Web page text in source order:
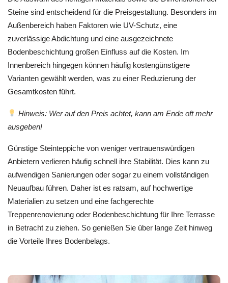
Steine sind entscheidend für die Preisgestaltung. Besonders im
Außenbereich haben Faktoren wie UV-Schutz, eine
zuverlässige Abdichtung und eine ausgezeichnete
Bodenbeschichtung großen Einfluss auf die Kosten. Im
Innenbereich hingegen können häufig kostengünstigere
Varianten gewählt werden, was zu einer Reduzierung der
Gesamtkosten führt.
Hinweis: Wer auf den Preis achtet, kann am Ende oft mehr
ausgeben!
Günstige Steinteppiche von weniger vertrauenswürdigen
Anbietern verlieren häufig schnell ihre Stabilität. Dies kann zu
aufwendigen Sanierungen oder sogar zu einem vollständigen
Neuaufbau führen. Daher ist es ratsam, auf hochwertige
Materialien zu setzen und eine fachgerechte
Treppenrenovierung oder Bodenbeschichtung für Ihre Terrasse
in Betracht zu ziehen. So genießen Sie über lange Zeit hinweg
die Vorteile Ihres Bodenbelags.